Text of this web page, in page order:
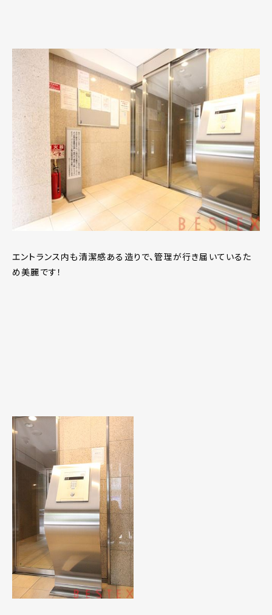
エントランス内も清潔感ある造りで、管理が行き届いているた
め美麗です！